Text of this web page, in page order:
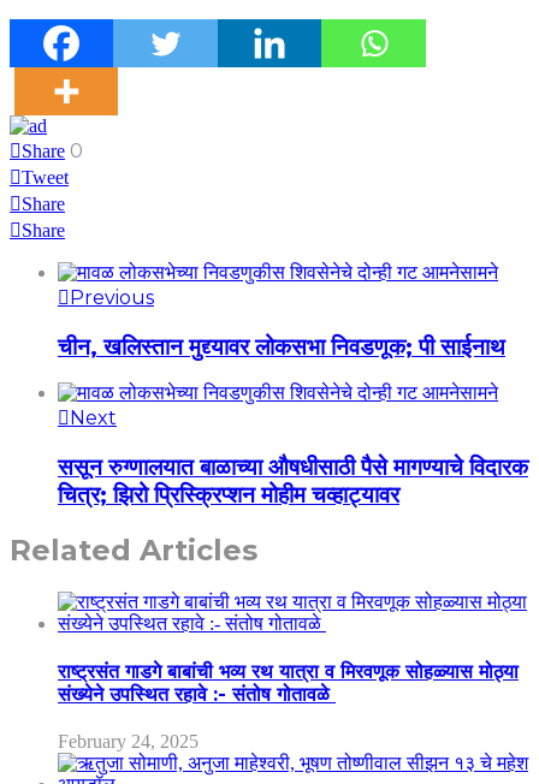
Share 0
Tweet
Share
Share
Previous
चीन, खलिस्तान मुद्द्यावर लोकसभा निवडणूक; पी साईनाथ
Next
ससून रुग्णालयात बाळाच्या औषधीसाठी पैसे मागण्याचे विदारक
चित्र; झिरो प्रिस्क्रिप्शन मोहीम चव्हाट्यावर
Related Articles
राष्ट्रसंत गाडगे बाबांची भव्य रथ यात्रा व मिरवणूक सोहळ्यास मोठ्या
संख्येने उपस्थित रहावे :- संतोष गोतावळे
February 24, 2025